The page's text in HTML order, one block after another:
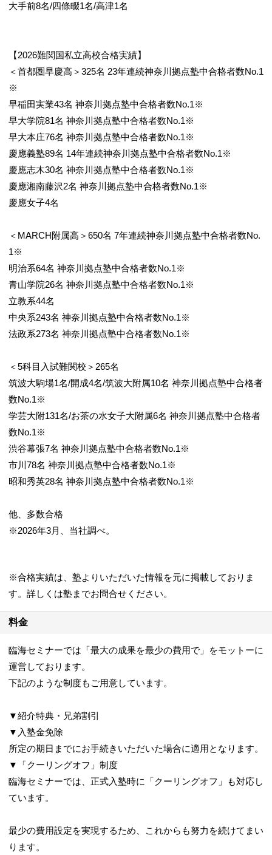
大手前8名/四條畷1名/高津1名
【2026難関国私立高校合格実績】
＜首都圏早慶高＞325名 23年連続神奈川拠点塾中合格者数No.1
※
早稲田実業43名 神奈川拠点塾中合格者数No.1※
早大学院81名 神奈川拠点塾中合格者数No.1※
早大本庄76名 神奈川拠点塾中合格者数No.1※
慶應義塾89名 14年連続神奈川拠点塾中合格者数No.1※
慶應志木30名 神奈川拠点塾中合格者数No.1※
慶應湘南藤沢2名 神奈川拠点塾中合格者数No.1※
慶應女子4名
＜MARCH附属高＞650名 7年連続神奈川拠点塾中合格者数No.
1※
明治系64名 神奈川拠点塾中合格者数No.1※
青山学院26名 神奈川拠点塾中合格者数No.1※
立教系44名
中央系243名 神奈川拠点塾中合格者数No.1※
法政系273名 神奈川拠点塾中合格者数No.1※
＜5科目入試難関校＞265名
筑波大駒場1名/開成4名/筑波大附属10名 神奈川拠点塾中合格者
数No.1※
学芸大附131名/お茶の水女子大附属6名 神奈川拠点塾中合格者
数No.1※
渋谷幕張7名 神奈川拠点塾中合格者数No.1※
市川78名 神奈川拠点塾中合格者数No.1※
昭和秀英28名 神奈川拠点塾中合格者数No.1※
他、多数合格
※2026年3月、当社調べ。
※合格実績は、塾よりいただいた情報を元に掲載しておりま
す。詳しくは塾までお問合せください。
料金
臨海セミナーでは「最大の成果を最少の費用で」をモットーに
運営しております。
下記のような制度もご用意しています。
▼紹介特典・兄弟割引
▼入塾金免除
所定の期日までにお手続きいただいた場合に適用となります。
▼「クーリングオフ」制度
臨海セミナーでは、正式入塾時に「クーリングオフ」も対応し
ています。
最少の費用設定を実現するため、これからも努力を続けてまい
ります。